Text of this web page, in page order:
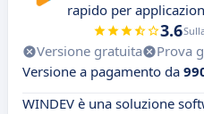
rapido per
3.6
Versione gratuita Prova
Versione a pagamento da
WINDEV è una soluzione